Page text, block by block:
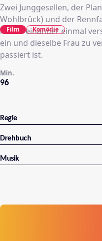
Zwei Junggesellen, der
Wohlbrück) und der
haben einander einmal
ein und dieselbe Frau zu
passiert ist.
96
Min.
Film Komödie
Regie
Drehbuch
Musik